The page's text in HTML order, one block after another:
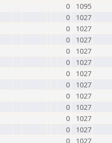
0
1095
0
1027
0
1027
0
1027
0
1027
0
1027
0
1027
0
1027
0
1027
0
1027
0
1027
0
1027
0
1027